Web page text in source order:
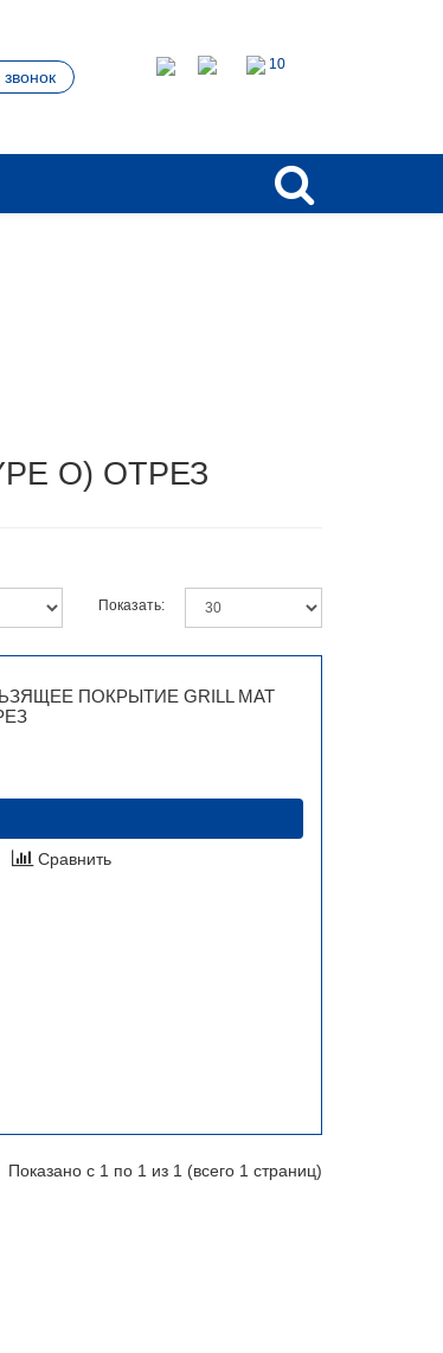
звонок
10
O) ОТРЕЗ
Показать:
ПОКРЫТИЕ GRILL MAT
Сравнить
Показано с 1 по 1 из 1 (всего 1 страниц)